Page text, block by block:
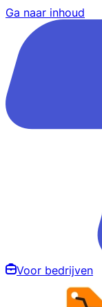
Ga naar inhoud
Voor bedrijven